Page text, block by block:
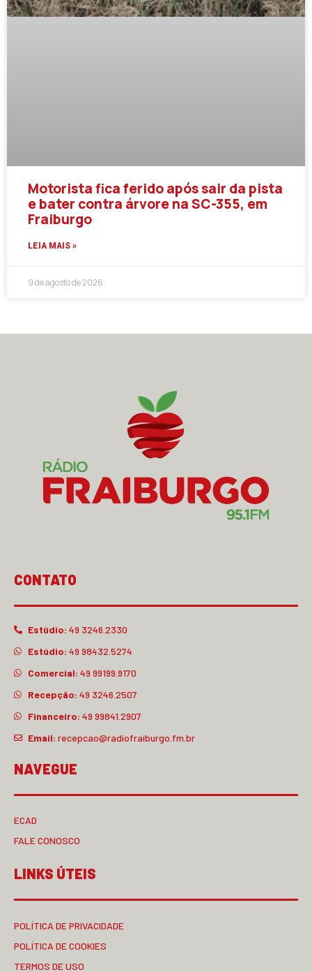
Motorista fica ferido após sair da pista
e bater contra árvore na SC-355, em
Fraiburgo
LEIA MAIS »
9 de agosto de 2026
CONTATO
Estúdio: 49 3246.2330
Estúdio: 49 98432.5274
Comercial: 49 99199.9170
Recepção: 49 3246.2507
Financeiro: 49 99841.2907
Email: recepcao@radiofraiburgo.fm.br
NAVEGUE
ECAD
FALE CONOSCO
LINKS ÚTEIS
POLÍTICA DE PRIVACIDADE
POLÍTICA DE COOKIES
TERMOS DE USO